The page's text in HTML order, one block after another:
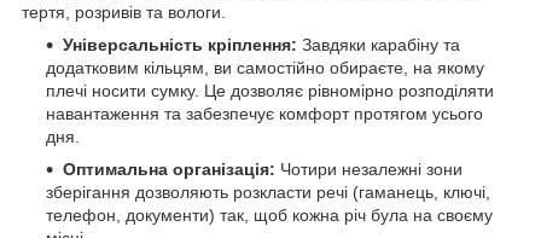
тертя, розривів та вологи.
Універсальність кріплення: Завдяки карабіну та
додатковим кільцям, ви самостійно обираєте, на якому
плечі носити сумку. Це дозволяє рівномірно розподіляти
навантаження та забезпечує комфорт протягом усього
дня.
Оптимальна організація: Чотири незалежні зони
зберігання дозволяють розкласти речі (гаманець, ключі,
телефон, документи) так, щоб кожна річ була на своєму